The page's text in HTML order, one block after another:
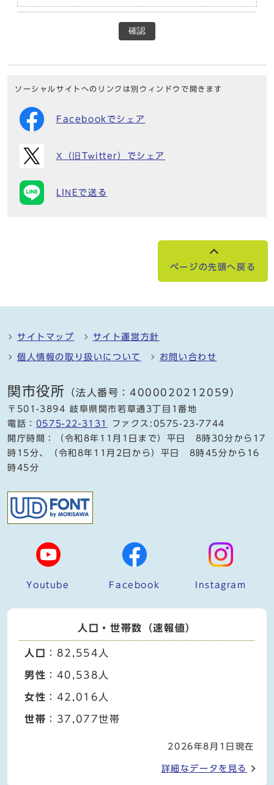
確認
ソーシャルサイトへのリンクは別ウィンドウで開きます
Facebookでシェア
X（旧Twitter）でシェア
LINEで送る
ページの先頭へ戻る
サイトマップ サイト運営方針
個人情報の取り扱いについて お問い合わせ
関市役所 （法人番号：4000020212059）
〒501-3894 岐阜県関市若草通3丁目1番地
電話： 0575-22-3131
ファクス:0575-23-7744
開庁時間：（令和8年11月1日まで）平日 8時30分から17
時15分、（令和8年11月2日から）平日 8時45分から16
時45分
Youtube Facebook Instagram
人口・世帯数（速報値）
人口 ：82,554人
男性 ：40,538人
女性 ：42,016人
世帯 ：37,077世帯
2026年8月1日現在
詳細なデータを見る